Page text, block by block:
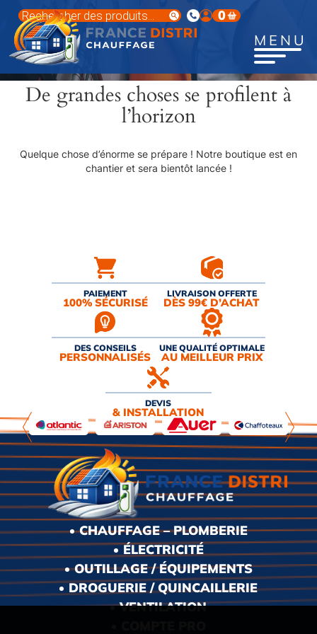
contenu
principal
Recherche
de
produits
0
MENU
De grandes choses se profilent à
l’horizon
Quelque chose d’énorme se prépare ! Notre boutique est en
chantier et sera bientôt lancée !
PAIEMENT
100% SÉCURISÉ
LIVRAISON OFFERTE
DÈS 99€ D’ACHAT
DES CONSEILS
PERSONNALISÉS
UNE QUALITÉ OPTIMALE
AU MEILLEUR PRIX
DEVIS
& INSTALLATION
CHAUFFAGE – PLOMBERIE
ÉLECTRICITÉ
OUTILLAGE / ÉQUIPEMENTS
DROGUERIE / QUINCAILLERIE
VENTILATION